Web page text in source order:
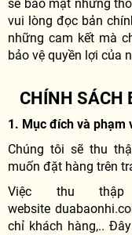
sẽ bảo mật những
vui lòng đọc bản
những cam kết mà
bảo vệ quyền lợi của
CHÍNH SÁCH
1. Mục đích và phạm
Chúng tôi sẽ thu
muốn đặt hàng trên
Việc thu
website
chỉ khách hàng,..